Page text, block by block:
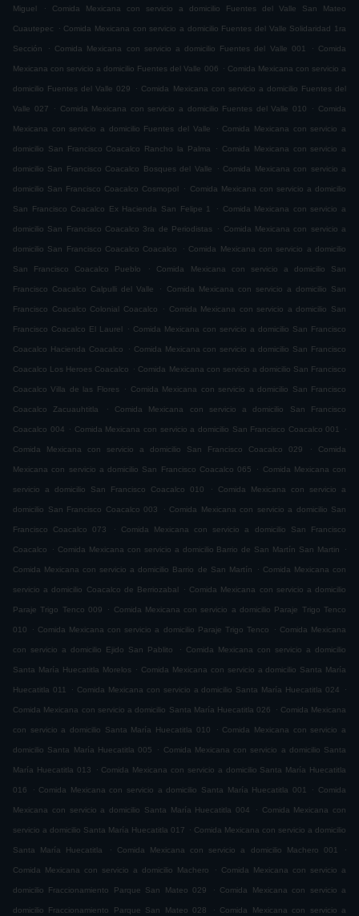
Miguel . Comida Mexicana con servicio a domicilio Fuentes del Valle San Mateo
Cuautepec . Comida Mexicana con servicio a domicilio Fuentes del Valle Solidaridad 1ra
Sección . Comida Mexicana con servicio a domicilio Fuentes del Valle 001 . Comida
Mexicana con servicio a domicilio Fuentes del Valle 006 . Comida Mexicana con servicio a
domicilio Fuentes del Valle 029 . Comida Mexicana con servicio a domicilio Fuentes del
Valle 027 . Comida Mexicana con servicio a domicilio Fuentes del Valle 010 . Comida
Mexicana con servicio a domicilio Fuentes del Valle . Comida Mexicana con servicio a
domicilio San Francisco Coacalco Rancho la Palma . Comida Mexicana con servicio a
domicilio San Francisco Coacalco Bosques del Valle . Comida Mexicana con servicio a
domicilio San Francisco Coacalco Cosmopol . Comida Mexicana con servicio a domicilio
San Francisco Coacalco Ex Hacienda San Felipe 1 . Comida Mexicana con servicio a
domicilio San Francisco Coacalco 3ra de Periodistas . Comida Mexicana con servicio a
domicilio San Francisco Coacalco Coacalco . Comida Mexicana con servicio a domicilio
San Francisco Coacalco Pueblo . Comida Mexicana con servicio a domicilio San
Francisco Coacalco Calpulli del Valle . Comida Mexicana con servicio a domicilio San
Francisco Coacalco Colonial Coacalco . Comida Mexicana con servicio a domicilio San
Francisco Coacalco El Laurel . Comida Mexicana con servicio a domicilio San Francisco
Coacalco Hacienda Coacalco . Comida Mexicana con servicio a domicilio San Francisco
Coacalco Los Heroes Coacalco . Comida Mexicana con servicio a domicilio San Francisco
Coacalco Villa de las Flores . Comida Mexicana con servicio a domicilio San Francisco
Coacalco Zacuauhtitla . Comida Mexicana con servicio a domicilio San Francisco
Coacalco 004 . Comida Mexicana con servicio a domicilio San Francisco Coacalco 001 .
Comida Mexicana con servicio a domicilio San Francisco Coacalco 029 . Comida
Mexicana con servicio a domicilio San Francisco Coacalco 065 . Comida Mexicana con
servicio a domicilio San Francisco Coacalco 010 . Comida Mexicana con servicio a
domicilio San Francisco Coacalco 003 . Comida Mexicana con servicio a domicilio San
Francisco Coacalco 073 . Comida Mexicana con servicio a domicilio San Francisco
Coacalco . Comida Mexicana con servicio a domicilio Barrio de San Martín San Martin .
Comida Mexicana con servicio a domicilio Barrio de San Martín . Comida Mexicana con
servicio a domicilio Coacalco de Berriozabal . Comida Mexicana con servicio a domicilio
Paraje Trigo Tenco 009 . Comida Mexicana con servicio a domicilio Paraje Trigo Tenco
010 . Comida Mexicana con servicio a domicilio Paraje Trigo Tenco . Comida Mexicana
con servicio a domicilio Ejido San Pablito . Comida Mexicana con servicio a domicilio
Santa María Huecatitla Morelos . Comida Mexicana con servicio a domicilio Santa María
Huecatitla 011 . Comida Mexicana con servicio a domicilio Santa María Huecatitla 024 .
Comida Mexicana con servicio a domicilio Santa María Huecatitla 026 . Comida Mexicana
con servicio a domicilio Santa María Huecatitla 010 . Comida Mexicana con servicio a
domicilio Santa María Huecatitla 005 . Comida Mexicana con servicio a domicilio Santa
María Huecatitla 013 . Comida Mexicana con servicio a domicilio Santa María Huecatitla
016 . Comida Mexicana con servicio a domicilio Santa María Huecatitla 001 . Comida
Mexicana con servicio a domicilio Santa María Huecatitla 004 . Comida Mexicana con
servicio a domicilio Santa María Huecatitla 017 . Comida Mexicana con servicio a domicilio
Santa María Huecatitla . Comida Mexicana con servicio a domicilio Machero 001 .
Comida Mexicana con servicio a domicilio Machero . Comida Mexicana con servicio a
domicilio Fraccionamiento Parque San Mateo 029 . Comida Mexicana con servicio a
domicilio Fraccionamiento Parque San Mateo 028 . Comida Mexicana con servicio a